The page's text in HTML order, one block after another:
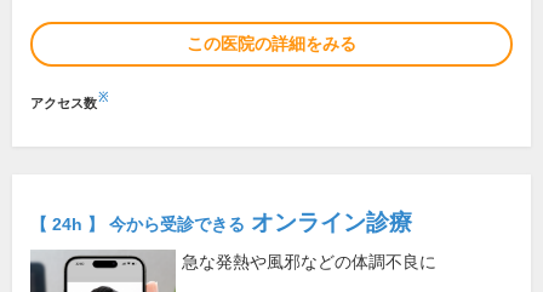
この医院の詳細をみる
アクセス数※
【 24h 】 今から受診できる オンライン診療
急な発熱や風邪などの体調不良に